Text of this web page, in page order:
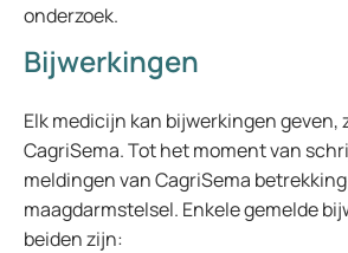
onderzoek.
Bijwerkingen
Elk medicijn kan bijwerkingen geven,
CagriSema. Tot het moment van
meldingen van CagriSema
maagdarmstelsel. Enkele gemelde
beiden zijn: